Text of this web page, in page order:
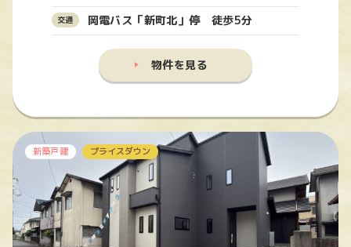
岡電バス「新町北」停 徒歩5分
物件を見る
新築戸建 プライスダウン